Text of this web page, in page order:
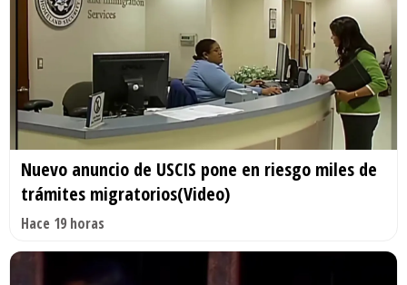
Nuevo anuncio de USCIS pone en riesgo miles de
trámites migratorios(Video)
Hace 19 horas